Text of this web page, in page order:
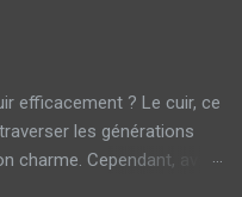
efficacement ? Le cuir, ce
les générations
charme. Cependant, avec